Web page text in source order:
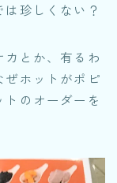
珍しくない？
とか、有るわ
ぜホットがポピ
のオーダーを